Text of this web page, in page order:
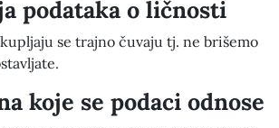
podataka o ličnosti
se trajno čuvaju tj. ne brišemo
koje se podaci odnose